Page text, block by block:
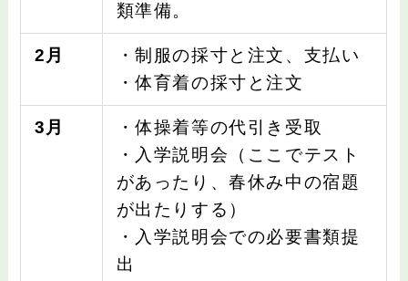
類準備。
2月
・制服の採寸と注文、支払い
・体育着の採寸と注文
3月
・体操着等の代引き受取
・入学説明会（ここでテスト
があったり、春休み中の宿題
が出たりする）
・入学説明会での必要書類提
出